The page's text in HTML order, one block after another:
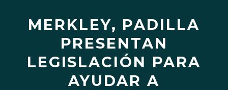
MERKLEY, PADILLA
PRESENTAN
LEGISLACIÓN PARA
AYUDAR A